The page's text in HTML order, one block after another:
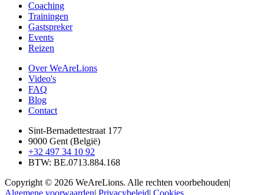
Coaching
Trainingen
Gastspreker
Events
Reizen
Over WeAreLions
Video's
FAQ
Blog
Contact
Sint-Bernadettestraat 177
9000 Gent (België)
+32 497 34 10 92
BTW: BE.0713.884.168
Copyright © 2026 WeAreLions. Alle rechten voorbehouden|
Algemene voorwaarden| Privacybeleid| Cookies